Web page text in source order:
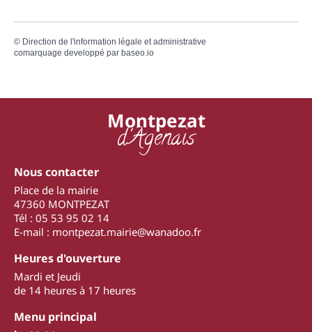
© Direction de l'information légale et administrative
comarquage developpé par baseo.io
Montpezat
d'Agenais
Nous contacter
Place de la mairie
47360 MONTPEZAT
Tél : 05 53 95 02 14
E-mail : montpezat.mairie@wanadoo.fr
Heures d'ouverture
Mardi et Jeudi
de 14 heures à 17 heures
Menu principal